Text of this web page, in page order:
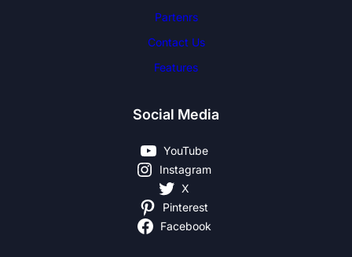
Partenrs
Contact Us
Features
Social Media
YouTube
Instagram
X
Pinterest
Facebook